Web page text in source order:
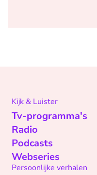
Kijk & Luister
Tv-programma's
Radio
Podcasts
Webseries
Persoonlijke verhalen